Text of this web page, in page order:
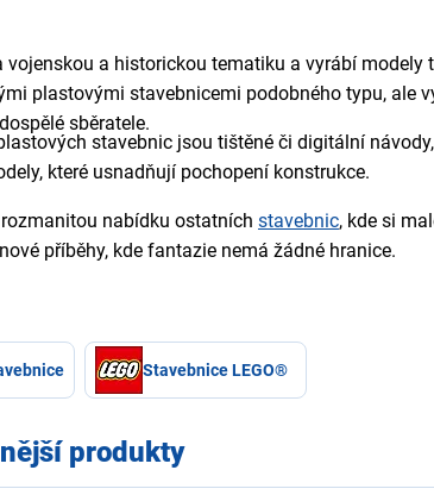
vojenskou a historickou tematiku a vyrábí
plastovými stavebnicemi podobného typu, ale
sběratele.
stavebnic jsou tištěné či digitální
které usnadňují pochopení konstrukce.
nabídku ostatních stavebnic, kde si
příběhy, kde fantazie nemá žádné hranice.
Stavebnice LEGO®
produkty